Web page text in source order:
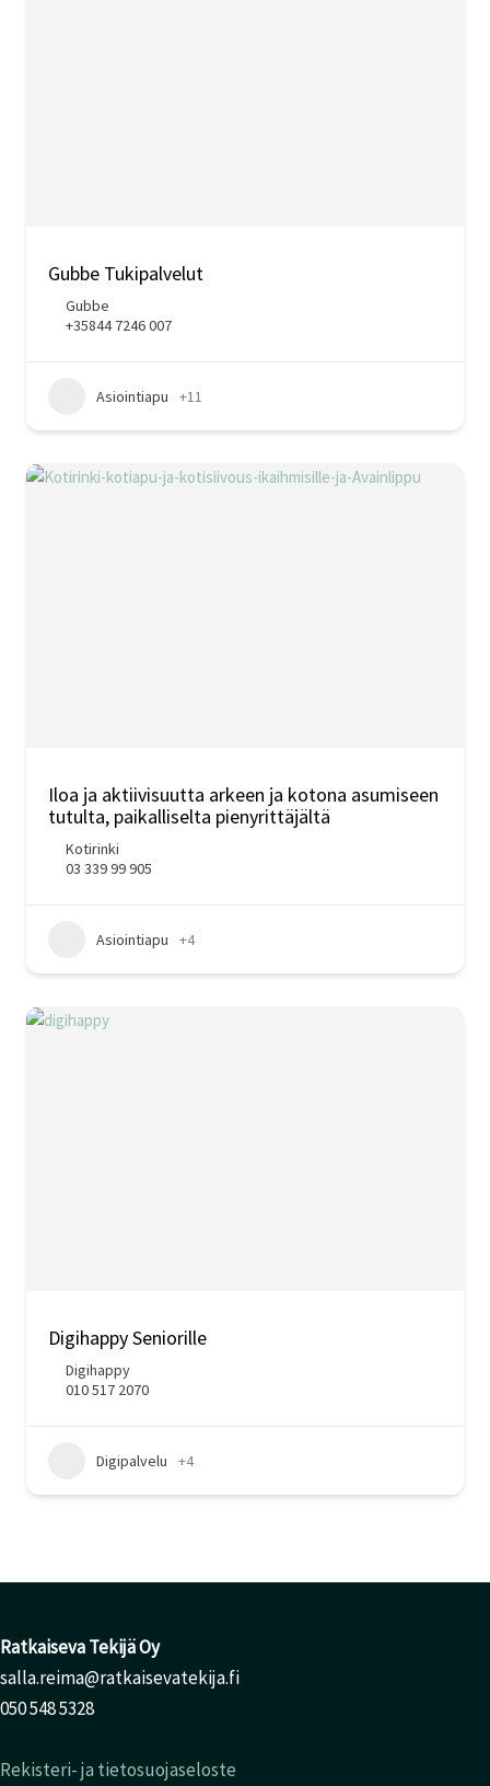
Gubbe Tukipalvelut
Gubbe
+35844 7246 007
Asiointiapu +11
Iloa ja aktiivisuutta arkeen ja kotona asumiseen
tutulta, paikalliselta pienyrittäjältä
Kotirinki
03 339 99 905
Asiointiapu +4
Digihappy Seniorille
Digihappy
010 517 2070
Digipalvelu +4
Ratkaiseva Tekijä Oy
salla.reima@ratkaisevatekija.fi
050 548 5328
Rekisteri- ja tietosuojaseloste